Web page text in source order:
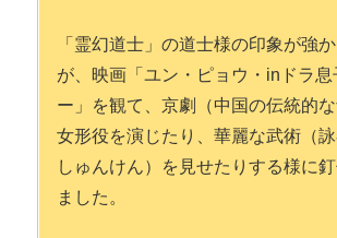
「霊幻道士」の道士様の印象が強
が、映画「ユン・ピョウ・ in ドラ
ー」を観て、京劇（中国の伝統的
女形役を演じたり、華麗な武術（
しゅんけん）を見せたりする様に
ました。